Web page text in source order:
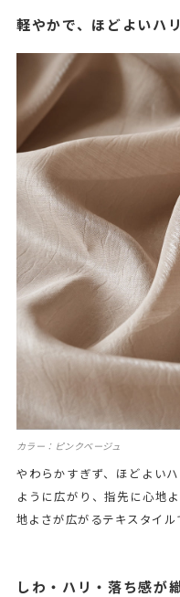
軽やかで、ほどよいハ
カラー：ピンクベージュ
やわらかすぎず、ほどよい
ように広がり、指先に心地
地よさが広がるテキスタイル
しわ・ハリ・落ち感が